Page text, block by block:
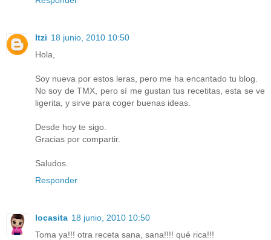
Itzi 18 junio, 2010 10:50
Hola,
Soy nueva por estos leras, pero me ha encantado tu blog.
No soy de TMX, pero sí me gustan tus recetitas, esta se ve
ligerita, y sirve para coger buenas ideas.
Desde hoy te sigo.
Gracias por compartir.
Saludos.
Responder
locasita 18 junio, 2010 10:50
Toma ya!!! otra receta sana, sana!!!! qué rica!!!